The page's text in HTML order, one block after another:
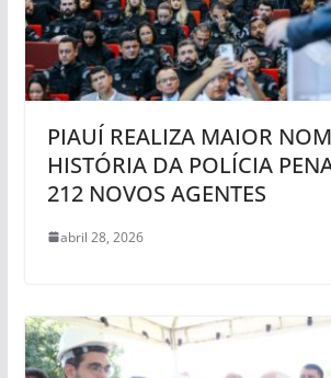
PIAUÍ REALIZA MAIOR
HISTÓRIA DA POLÍCIA
212 NOVOS AGENTES
abril 28, 2026